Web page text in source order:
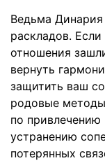
Ведьма
раскладов.
отношения
вернуть
защитить ваш
родовые
по
устранению
потерянных